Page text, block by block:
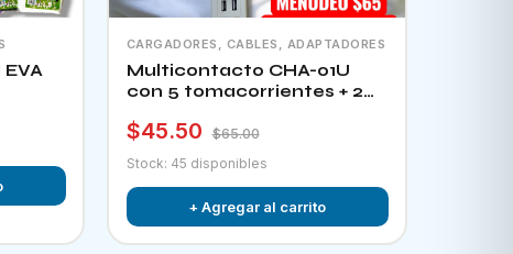
CARGADORES, CABLES, ADAPTADORES
Multicontacto CHA-01U
con 5 tomacorrientes + 2
$45.50
$65.00
Stock: 45 disponibles
+ Agregar al carrito